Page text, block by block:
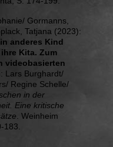
Gormanns,
Tatjana (2023):
anderes Kind
Kita. Zum
videobasierten
Lars Burghardt/
Regine Schelle/
in der
Eine kritische
. Weinheim
183.